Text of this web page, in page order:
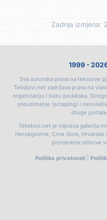
Zadnja izmjena:
1999 -
Sva autorska prava na tekstove
Tekstovi.net zadržava prava na
organizaciju i bazu podataka.
preuzimanje (scraping) i
druge
Tekstovi.net je najveća galerija
Hercegovine, Crne Gore,
provjerene stihove
Politika privatnosti|